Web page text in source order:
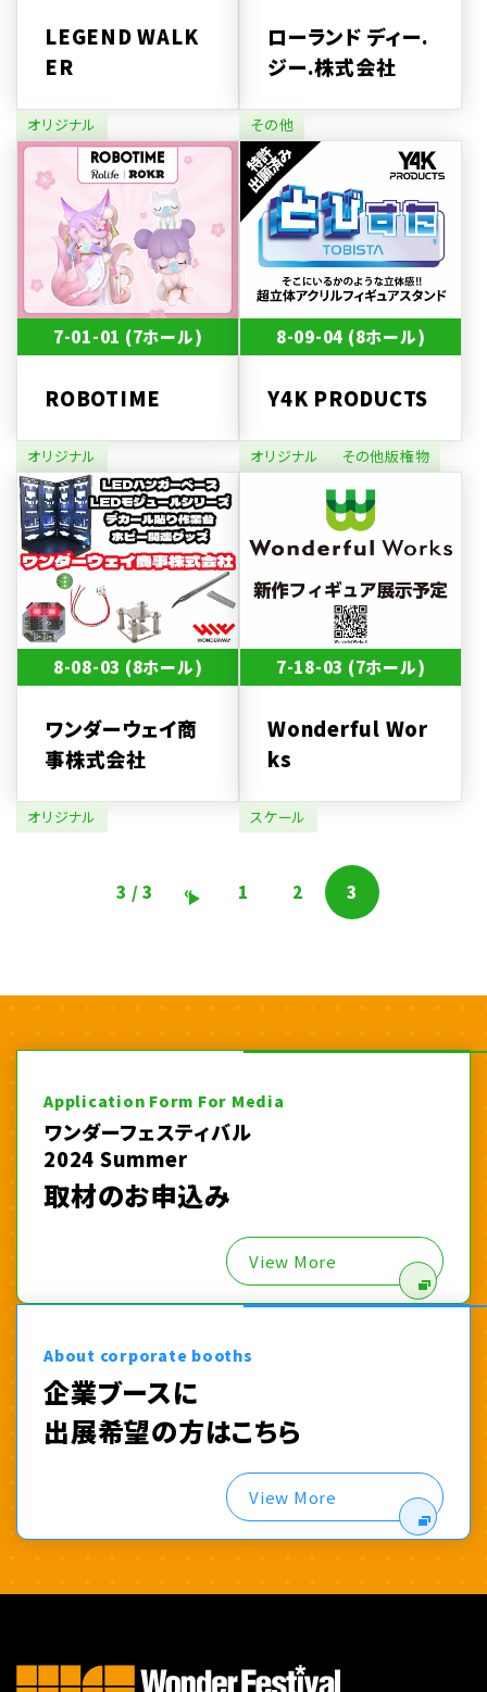
LEGEND WALK
ER
オリジナル
ローランド ディー.
ジー.株式会社
その他
7-01-01 (7ホール)
ROBOTIME
オリジナル
8-09-04 (8ホール)
Y4K PRODUCTS
オリジナル その他版権物
8-08-03 (8ホール)
ワンダーウェイ商
事株式会社
オリジナル
7-18-03 (7ホール)
Wonderful Wor
ks
スケール
3 / 3 « 1 2 3
Application Form For Media
ワンダーフェスティバル
2024 Summer
取材のお申込み
View More
About corporate booths
企業ブースに
出展希望の方はこちら
View More